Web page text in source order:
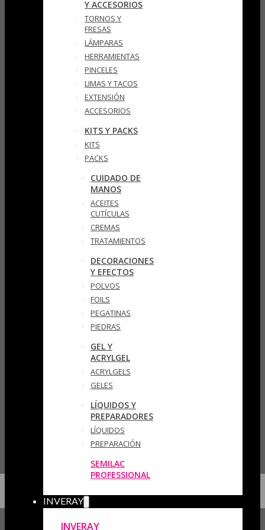
Y ACCESORIOS
TORNOS Y
FRESAS
LÁMPARAS
HERRAMIENTAS
PINCELES
LIMAS Y TACOS
EXTENSIÓN
ACCESORIOS
KITS Y PACKS
KITS
PACKS
CUIDADO DE
MANOS
ACEITES
CUTÍCULAS
CREMAS
TRATAMIENTOS
DECORACIONES
Y EFECTOS
POLVOS
FOILS
PEGATINAS
PIEDRAS
GEL Y
ACRYLGEL
ACRYLGELS
GELES
LÍQUIDOS Y
PREPARADORES
LÍQUIDOS
PREPARACIÓN
SEMILAC
PROFESSIONAL
INVERAY
INVERAY